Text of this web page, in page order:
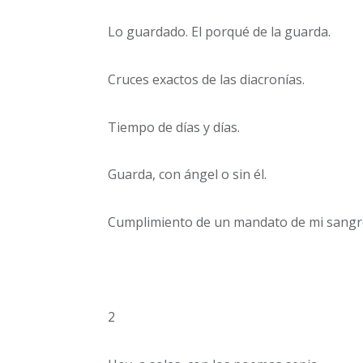
Lo guardado. El porqué de la guarda.
Cruces exactos de las diacronías.
Tiempo de días y días.
Guarda, con ángel o sin él.
Cumplimiento de un mandato de mi
2